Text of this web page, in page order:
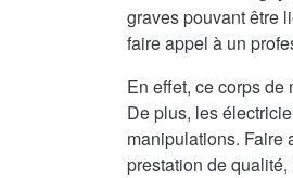
graves pouvant être
faire appel à un
En effet, ce corps de
De plus, les
manipulations. Faire
prestation de qualité,